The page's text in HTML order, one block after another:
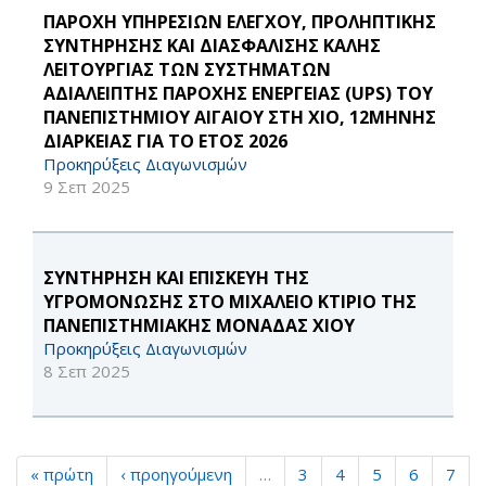
ΠΑΡΟΧΗ ΥΠΗΡΕΣΙΩΝ ΕΛΕΓΧΟΥ, ΠΡΟΛΗΠΤΙΚΗΣ
ΣΥΝΤΗΡΗΣΗΣ ΚΑΙ ΔΙΑΣΦΑΛΙΣΗΣ ΚΑΛΗΣ
ΛΕΙΤΟΥΡΓΙΑΣ ΤΩΝ ΣΥΣΤΗΜΑΤΩΝ
ΑΔΙΑΛΕΙΠΤΗΣ ΠΑΡΟΧΗΣ ΕΝΕΡΓΕΙΑΣ (UPS) ΤΟΥ
ΠΑΝΕΠΙΣΤΗΜΙΟΥ ΑΙΓΑΙΟΥ ΣΤΗ ΧΙΟ, 12ΜΗΝΗΣ
ΔΙΑΡΚΕΙΑΣ ΓΙΑ ΤΟ ΕΤΟΣ 2026
Προκηρύξεις Διαγωνισμών
9 Σεπ 2025
ΣΥΝΤΗΡΗΣΗ ΚΑΙ ΕΠΙΣΚΕΥΗ ΤΗΣ
ΥΓΡΟΜΟΝΩΣΗΣ ΣΤΟ ΜΙΧΑΛΕΙΟ ΚΤΙΡΙΟ ΤΗΣ
ΠΑΝΕΠΙΣΤΗΜΙΑΚΗΣ ΜΟΝΑΔΑΣ ΧΙΟΥ
Προκηρύξεις Διαγωνισμών
8 Σεπ 2025
« πρώτη ‹ προηγούμενη … 3 4 5 6
7